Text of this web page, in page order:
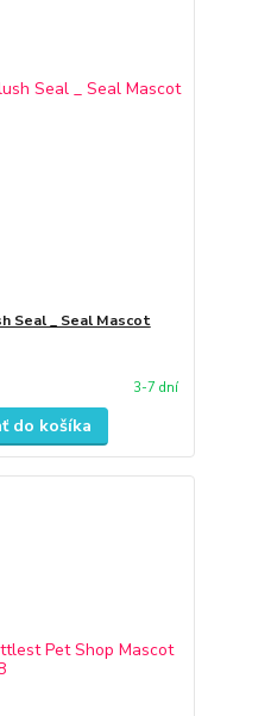
Seal _ Seal Mascot
3-7 dní
do košíka